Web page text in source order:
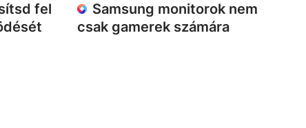
fel
Samsung monitorok nem
csak gamerek számára